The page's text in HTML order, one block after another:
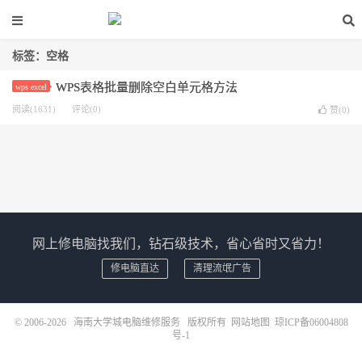
标签：空格
wps excel WPS表格批量删除空白单元格方法
阅读(1631) 评论(0) 赞(0)
网上修电脑找我们，钻石级技术，省心省时又省力！
修电脑直达 清理流氓广告
© 2006-2026 海南大学城电脑维修服务 版权所有 网站地图 琼ICP备06004808
号-1